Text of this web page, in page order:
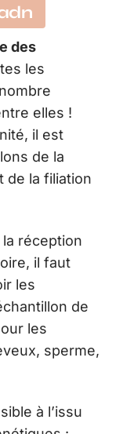
des
les
elles !
il est
de la
de la filiation
réception
il faut
les
de
les
sperme,
à l’issu